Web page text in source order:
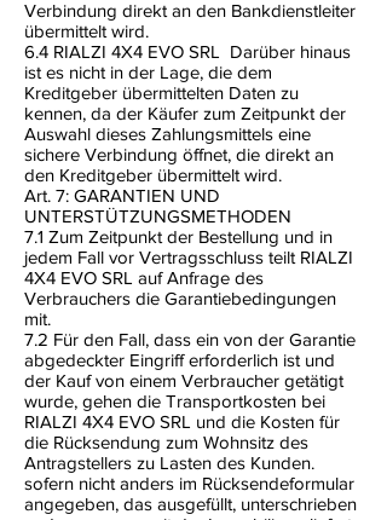
Verbindung direkt an den Bankdienstleiter
übermittelt wird.
6.4 RIALZI 4X4 EVO SRL Darüber hinaus
ist es nicht in der Lage, die dem
Kreditgeber übermittelten Daten zu
kennen, da der Käufer zum Zeitpunkt der
Auswahl dieses Zahlungsmittels eine
sichere Verbindung öffnet, die direkt an
den Kreditgeber übermittelt wird.
Art. 7: GARANTIEN UND
UNTERSTÜTZUNGSMETHODEN
7.1 Zum Zeitpunkt der Bestellung und in
jedem Fall vor Vertragsschluss teilt RIALZI
4X4 EVO SRL auf Anfrage des
Verbrauchers die Garantiebedingungen
mit.
7.2 Für den Fall, dass ein von der Garantie
abgedeckter Eingriff erforderlich ist und
der Kauf von einem Verbraucher getätigt
wurde, gehen die Transportkosten bei
RIALZI 4X4 EVO SRL und die Kosten für
die Rücksendung zum Wohnsitz des
Antragstellers zu Lasten des Kunden.
sofern nicht anders im Rücksendeformular
angegeben, das ausgefüllt, unterschrieben